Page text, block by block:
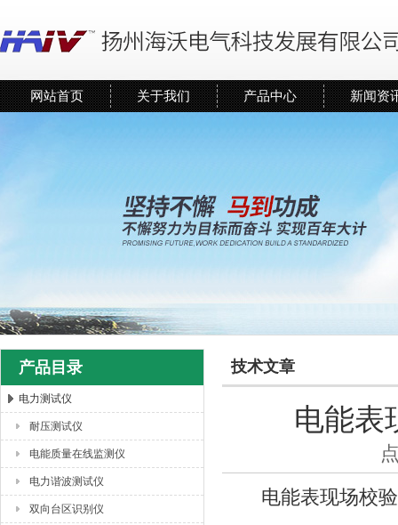
扬州海沃电气科技发展有限公司
网站首页 关于我们 产品中心 新闻资
产品目录
电力测试仪
耐压测试仪
电能质量在线监测仪
电力谐波测试仪
双向台区识别仪
技术文章
电能表
电能表现场校验